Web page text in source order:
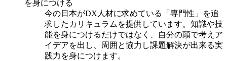
を身につける
今の日本がDX人材に求めている「専門性」を追
求したカリキュラムを提供しています。知識や技
能を身につけるだけではなく、自分の頭で考えア
イデアを出し、周囲と協力し課題解決が出来る実
践力を身につけます。